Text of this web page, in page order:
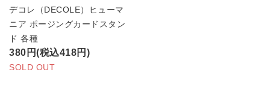
デコレ（DECOLE）ヒューマ
ニア ポージングカードスタン
ド 各種
380円(税込418円)
SOLD OUT